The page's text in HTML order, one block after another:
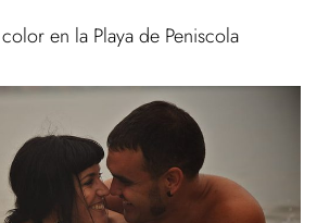
en la Playa de Peniscola